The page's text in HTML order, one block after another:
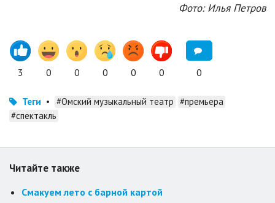
Фото: Илья Петров
3 0 0 0 0 0 0
Теги • #Омский музыкальный театр #премьера
#спектакль
Читайте также
Смакуем лето с барной картой